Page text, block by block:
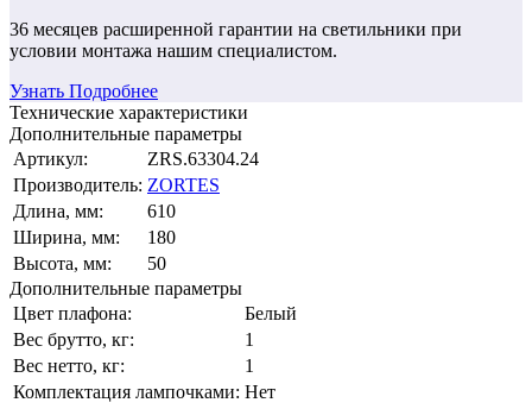
36 месяцев расширенной гарантии на светильники при
условии монтажа нашим специалистом.
Узнать Подробнее
Технические характеристики
Дополнительные параметры
Артикул:
ZRS.63304.24
Производитель: ZORTES
Длина, мм:
610
Ширина, мм:
180
Высота, мм:
50
Дополнительные параметры
Цвет плафона:
Белый
Вес брутто, кг:
1
Вес нетто, кг:
1
Комплектация лампочками: Нет